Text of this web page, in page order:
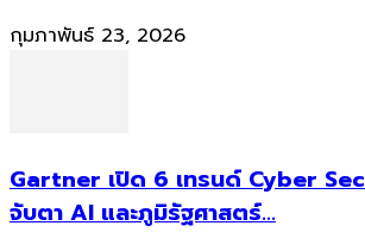
กุมภาพันธ์ 23, 2026
Gartner เปิด 6 เทรนด์ Cyber
จับตา AI และภูมิรัฐศาสตร์...